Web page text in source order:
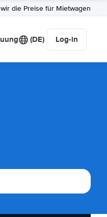
die Preise für Mietwagen
(DE) Log-in